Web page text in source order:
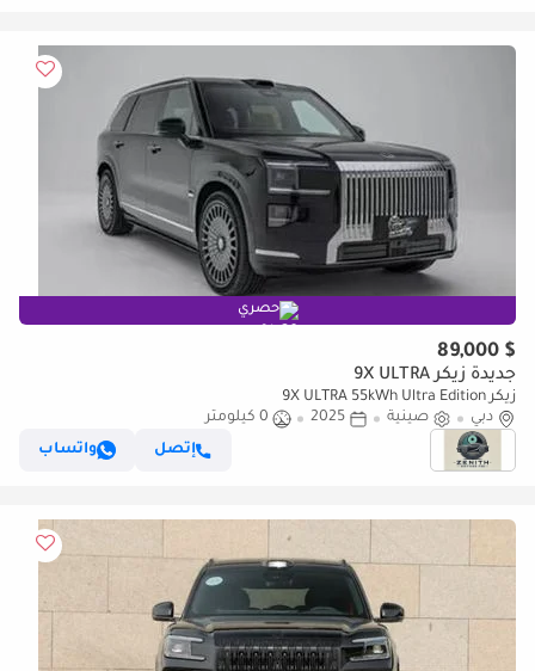
حصري
$ 89,000
جديدة زيكر 9X ULTRA
زيكر 9X ULTRA 55kWh Ultra Edition
دبي
صينية 2025
0 كيلومتر
إتصل
واتساب